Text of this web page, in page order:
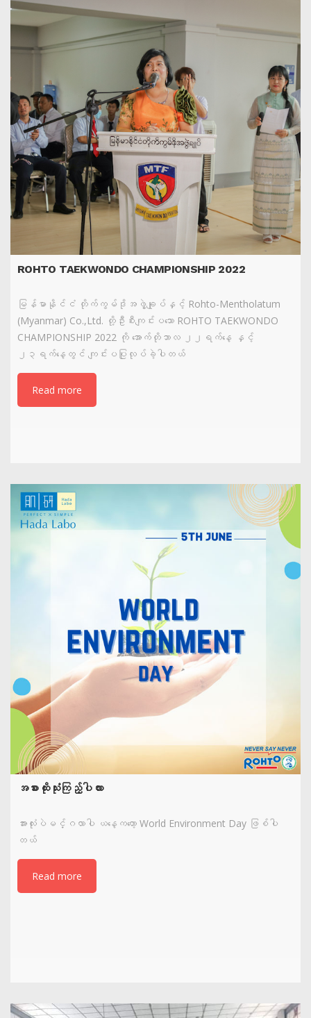
ROHTO TAEKWONDO CHAMPIONSHIP 2022
မြန်မာနိုင်ငံ တိုက်ကွမ်ဒိုအဖွဲ့ချုပ်နှင့် Rohto-Mentholatum
(Myanmar) Co.,Ltd. တို့ဦးစီးကျင်းပသော ROHTO TAEKWONDO
CHAMPIONSHIP 2022 ကို အောက်တိုဘာလ ၂၂ရက်နေ့ နှင့်
၂၃ရက်နေ့တွင် ကျင်းပပြုလုပ်ခဲ့ပါတယ်
Read more
အစားထိုးသုံးကြည့်ပါလား
အားလုံးပဲမင်္ဂလာပါ ယနေ့ကတော့ World Environment Day ဖြစ်ပါ
တယ်
Read more